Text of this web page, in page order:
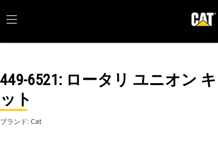
449-6521: ロータリ ユニオン キ
ット
ブランド: Cat